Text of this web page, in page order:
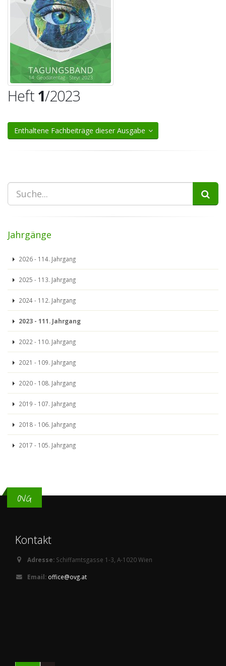
Heft 1/2023
Enthaltene Fachbeiträge dieser Ausgabe
Jahrgänge
2026 - 114. Jahrgang
2025 - 113. Jahrgang
2024 - 112. Jahrgang
2023 - 111. Jahrgang
2022 - 110. Jahrgang
2021 - 109. Jahrgang
2020 - 108. Jahrgang
2019 - 107. Jahrgang
2018 - 106. Jahrgang
2017 - 105. Jahrgang
OVG
Kontakt
Adresse: Schiffamtsgasse 1-3, A-1020 Wien
Email: office@ovg.at